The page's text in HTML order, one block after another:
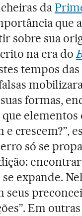
da
que
sobre sua
na era do
tempos
formas,
elementos
e crescem?”,
só se
expande.
seus
Em